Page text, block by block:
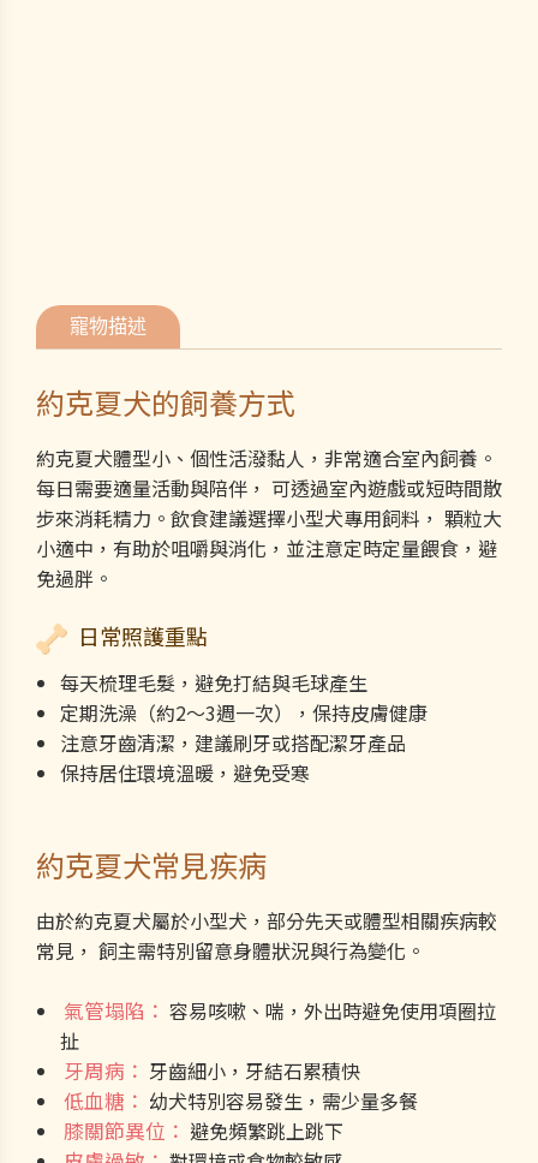
寵物描述
約克夏犬的飼養方式
約克夏犬體型小、個性活潑黏人，非常適合室內飼養。
每日需要適量活動與陪伴， 可透過室內遊戲或短時間散
步來消耗精力。飲食建議選擇小型犬專用飼料， 顆粒大
小適中，有助於咀嚼與消化，並注意定時定量餵食，避
免過胖。
日常照護重點
每天梳理毛髮，避免打結與毛球產生
定期洗澡（約2～3週一次），保持皮膚健康
注意牙齒清潔，建議刷牙或搭配潔牙產品
保持居住環境溫暖，避免受寒
約克夏犬常見疾病
由於約克夏犬屬於小型犬，部分先天或體型相關疾病較
常見， 飼主需特別留意身體狀況與行為變化。
氣管塌陷： 容易咳嗽、喘，外出時避免使用項圈拉
扯
牙周病： 牙齒細小，牙結石累積快
低血糖： 幼犬特別容易發生，需少量多餐
膝關節異位： 避免頻繁跳上跳下